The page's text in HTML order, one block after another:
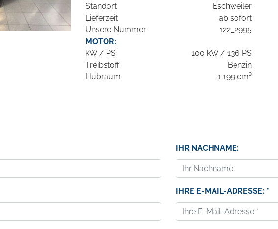
Standort
Eschweiler
Lieferzeit
ab sofort
Unsere Nummer
122_2995
MOTOR:
kW / PS
100 kW / 136 PS
Treibstoff
Benzin
Hubraum
1.199 cm³
IHR NACHNAME:
IHRE E-MAIL-ADRESSE: *